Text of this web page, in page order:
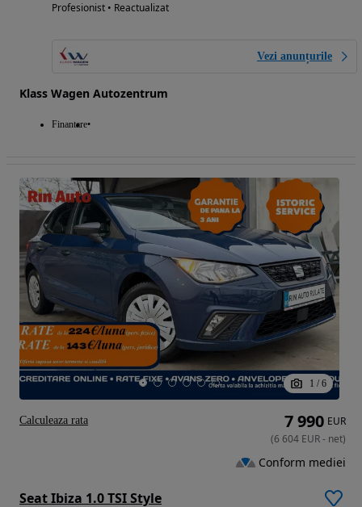
Profesionist • Reactualizat
Vezi anunțurile
Klass Wagen Autozentrum
Finantare
1 / 6
Seat Ibiza 1.0 TSI Style
7 990 EUR
(6 604 EUR- net)
Conform mediei
Calculeaza rata